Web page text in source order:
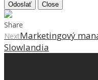
Odoslať Close
Share
NextMarketingový
Slowlandia